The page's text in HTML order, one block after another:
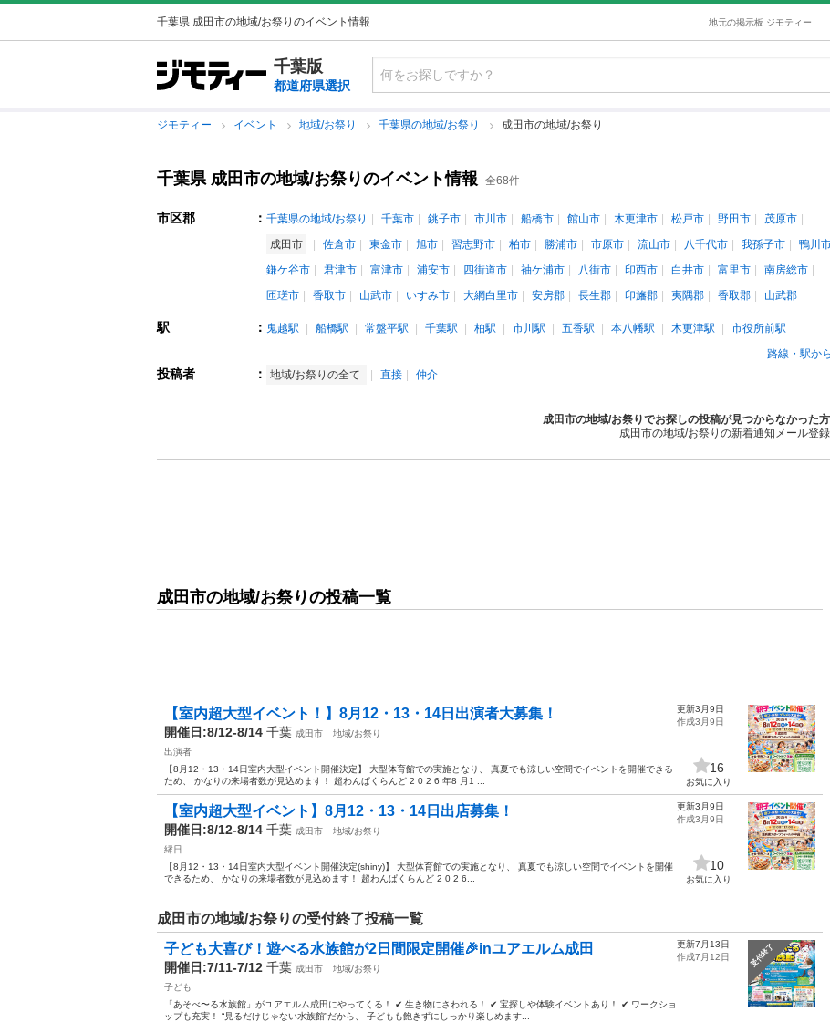
千葉県 成田市の地域/お祭りのイベント情報 地元の掲示板 ジモティー
千葉版
都道府県選択
ジモティー イベント 地域/お祭り 千葉県の地域/お祭り 成田市の地域/お祭り
千葉県 成田市の地域/お祭りのイベント情報 全68件
市区郡 ： 千葉県の地域/お祭り 千葉市 銚子市 市川市 船橋市 館山市 木更津市 松戸市 野田市
茂原市
成田市
佐倉市 東金市 旭市 習志野市 柏市 勝浦市 市原市 流山市 八千代市 我孫子市
鴨川
鎌ケ谷市
君津市 富津市 浦安市 四街道市 袖ケ浦市 八街市 印西市 白井市 富里市
南房総市
匝瑳市
香取市 山武市 いすみ市 大網白里市 安房郡 長生郡 印旛郡 夷隅郡 香取郡 山武郡
駅 ： 鬼越駅 船橋駅 常盤平駅 千葉駅 柏駅 市川駅 五香駅 本八幡駅 木更津駅
市役所前駅
路線・駅か
投稿者 ： 地域/お祭りの全て 直接 仲介
成田市の地域/お祭りでお探しの投稿が見つからなかった方
成田市の地域/お祭りの新着通知メール登録
成田市の地域/お祭りの投稿一覧
【室内超大型イベント！】8月12・13・14日出演者大募集！
開催日:8/12-8/14 千葉 成田市
地域/お祭り
出演者
【8月12・13・14日室内大型イベント開催決定】 大型体育館での実施となり、 真夏でも涼しい空間でイベントを開催できる
ため、 かなりの来場者数が見込めます！ 超わんぱくらんど 2 0 2 6 年8 月1 ...
更新3月9日
作成3月9日
16
お気に入り
【室内超大型イベント】8月12・13・14日出店募集！
開催日:8/12-8/14 千葉 成田市
地域/お祭り
縁日
【8月12・13・14日室内大型イベント開催決定(shiny)】 大型体育館での実施となり、 真夏でも涼しい空間でイベントを開催
できるため、 かなりの来場者数が見込めます！ 超わんぱくらんど 2 0 2 6...
更新3月9日
作成3月9日
10
お気に入り
成田市の地域/お祭りの受付終了投稿一覧
受付終了
子ども大喜び！遊べる水族館が2日間限定開催🎉inユアエルム成田
開催日:7/11-7/12 千葉 成田市
地域/お祭り
子ども
「あそべ〜る水族館」がユアエルム成田にやってくる！ ✔ 生き物にさわれる！ ✔ 宝探しや体験イベントあり！ ✔ ワークショ
ップも充実！ “見るだけじゃない水族館”だから、 子どもも飽きずにしっかり楽しめます...
更新7月13日
作成7月12日